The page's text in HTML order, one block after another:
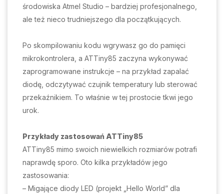
środowiska Atmel Studio – bardziej profesjonalnego,
ale też nieco trudniejszego dla początkujących.
Po skompilowaniu kodu wgrywasz go do pamięci
mikrokontrolera, a ATTiny85 zaczyna wykonywać
zaprogramowane instrukcje – na przykład zapalać
diodę, odczytywać czujnik temperatury lub sterować
przekaźnikiem. To właśnie w tej prostocie tkwi jego
urok.
Przykłady zastosowań ATTiny85
ATTiny85 mimo swoich niewielkich rozmiarów potrafi
naprawdę sporo. Oto kilka przykładów jego
zastosowania:
– Migające diody LED (projekt „Hello World” dla